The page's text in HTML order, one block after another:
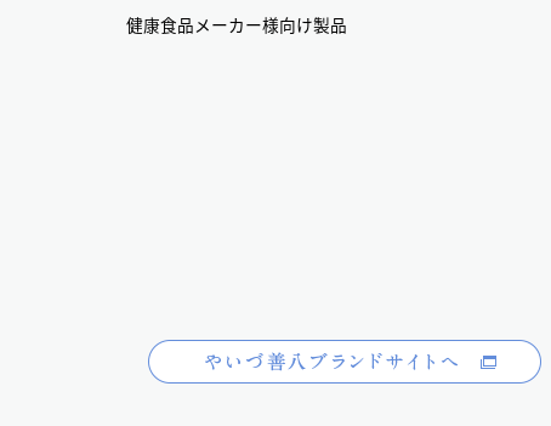
健康食品メーカー様向け製品